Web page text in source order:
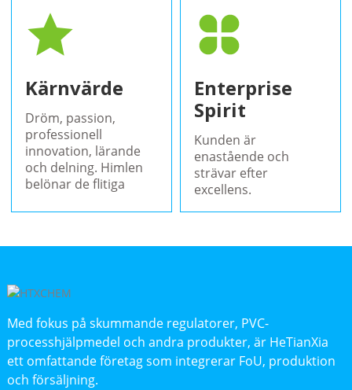
Kärnvärde
Dröm, passion,
professionell
innovation, lärande
och delning. Himlen
belönar de flitiga
Enterprise
Spirit
Kunden är
enastående och
strävar efter
excellens.
Med fokus på skummande regulatorer, PVC-
processhjälpmedel och andra produkter, är HeTianXia
ett omfattande företag som integrerar FoU, produktion
och försäljning.